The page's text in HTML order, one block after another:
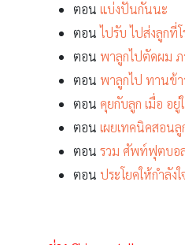
ตอน แบ่งปันกันนะ
ตอนไปรับ ไปส่งลูกที่
ตอน พาลูกไปตัดผม
ตอน พาลูกไป ทานข้า
ตอน คุยกับลูก เมื่อ อ
ตอน เผยเทคนิคสอน
ตอน รวม ศัพท์ฟุตบอ
ตอน ประโยคให้กำลัง